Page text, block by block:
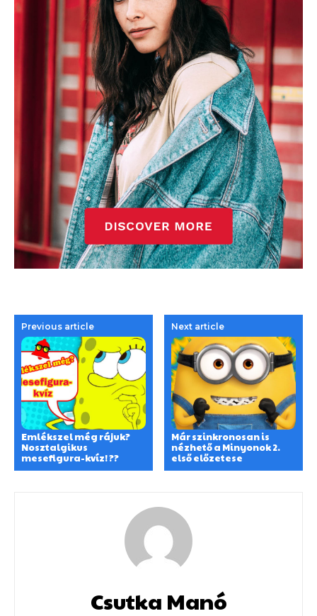
Previous article
Emlékszel még rájuk?
Nosztalgikus
mesefigura-kvíz! ??
Next article
Már szinkronosan is
nézhető a Minyonok 2.
első előzetese
Csutka Manó